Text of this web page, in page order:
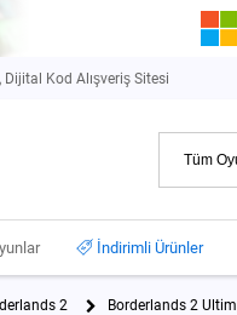
Dijital Kod Alışveriş Sitesi
İndirimli Ürünler
2 Borderlands 2